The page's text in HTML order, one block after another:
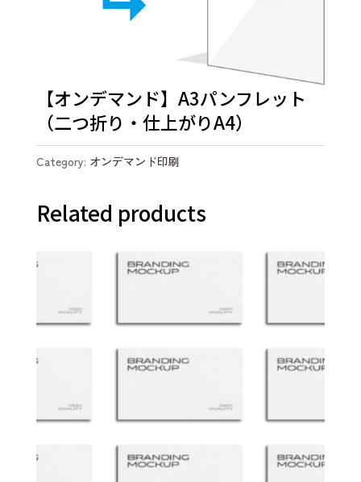
【オンデマンド】A3パンフレット
（二つ折り・仕上がりA4）
Category: オンデマンド印刷
Related products